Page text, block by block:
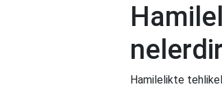
Hamilelikte